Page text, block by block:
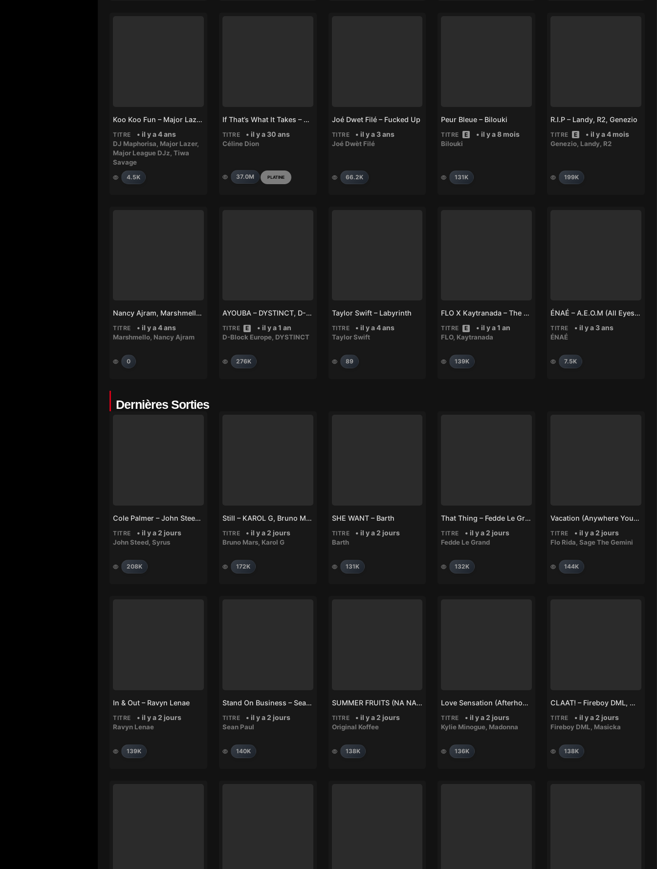
Koo Koo Fun – Major Lazer, Major League DJz, Tiwa Savage, DJ Maphorisa
TITRE • il y a 4 ans
DJ Maphorisa, Major Lazer,
Major League DJz, Tiwa
Savage
4.5K
If That’s What It Takes – Céline Dion
TITRE • il y a 30 ans
Céline Dion
37.0M PLATINE
Joé Dwet Filé – Fucked Up
TITRE • il y a 3 ans
Joé Dwèt Filé
66.2K
Peur Bleue – Bilouki
TITRE E • il y a 8 mois
Bilouki
131K
R.I.P – Landy, R2, Genezio
TITRE E • il y a 4 mois
Genezio, Landy, R2
199K
Nancy Ajram, Marshmello – Sah Sah
TITRE • il y a 4 ans
Marshmello, Nancy Ajram
0
AYOUBA – DYSTINCT, D-Block Europe
TITRE E • il y a 1 an
D-Block Europe, DYSTINCT
276K
Taylor Swift – Labyrinth
TITRE • il y a 4 ans
Taylor Swift
89
FLO X Kaytranada – The Mood
TITRE E • il y a 1 an
FLO, Kaytranada
139K
ÉNAÉ – A.E.O.M (All Eyes On Me)
TITRE • il y a 3 ans
ÉNAÉ
7.5K
Dernières Sorties
Cole Palmer – John Steed, Syrus
TITRE • il y a 2 jours
John Steed, Syrus
208K
Still – KAROL G, Bruno Mars
TITRE • il y a 2 jours
Bruno Mars, Karol G
172K
SHE WANT – Barth
TITRE • il y a 2 jours
Barth
131K
That Thing – Fedde Le Grand
TITRE • il y a 2 jours
Fedde Le Grand
132K
Vacation (Anywhere You Wanna Go) – Flo Rida, Sage The Gemini
TITRE • il y a 2 jours
Flo Rida,Sage The Gemini
144K
In & Out – Ravyn Lenae
TITRE • il y a 2 jours
Ravyn Lenae
139K
Stand On Business – Sean Paul
TITRE • il y a 2 jours
Sean Paul
140K
SUMMER FRUITS (NA NA) – Original Koffee
TITRE • il y a 2 jours
Original Koffee
138K
Love Sensation (Afterhours Mix) – Madonna, Kylie Minogue
TITRE • il y a 2 jours
Kylie Minogue, Madonna
136K
CLAAT! – Fireboy DML, Masicka
TITRE • il y a 2 jours
Fireboy DML, Masicka
138K